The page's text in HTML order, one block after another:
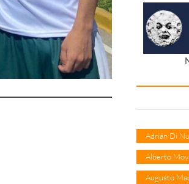
Adrián Di
Alberto
Augusto